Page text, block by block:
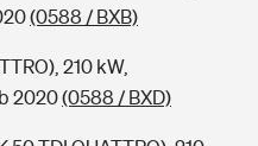
(0588 / BXB)
210 kW,
2020(0588 / BXD)